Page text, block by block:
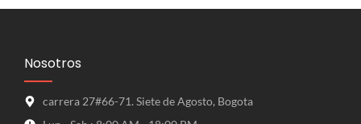
Nosotros
carrera 27#66-71. Siete de Agosto, Bogota